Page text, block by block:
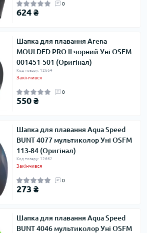
0
624 ₴
Шапка для плавання Arena
MOULDED PRO II чорний Уні OSFM
001451-501 (Оригінал)
Код товару: 12664
Закінчився
0
550 ₴
Шапка для плавання Aqua Speed ​​
BUNT 4077 мультиколор Уні OSFM
113-84 (Оригінал)
Код товару: 12662
Закінчився
0
273 ₴
Шапка для плавання Aqua Speed ​​
BUNT 4046 мультиколор Уні OSFM